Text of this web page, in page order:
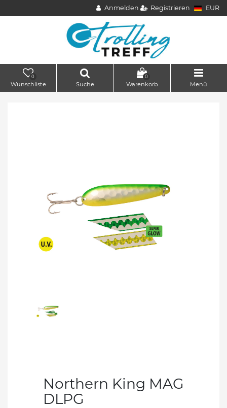
Anmelden Registrieren EUR
0
Wunschliste Suche
0
Warenkorb Menü
Northern King MAG
DLPG